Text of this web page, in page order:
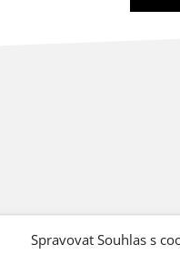
Spravovat Souhlas s
2026